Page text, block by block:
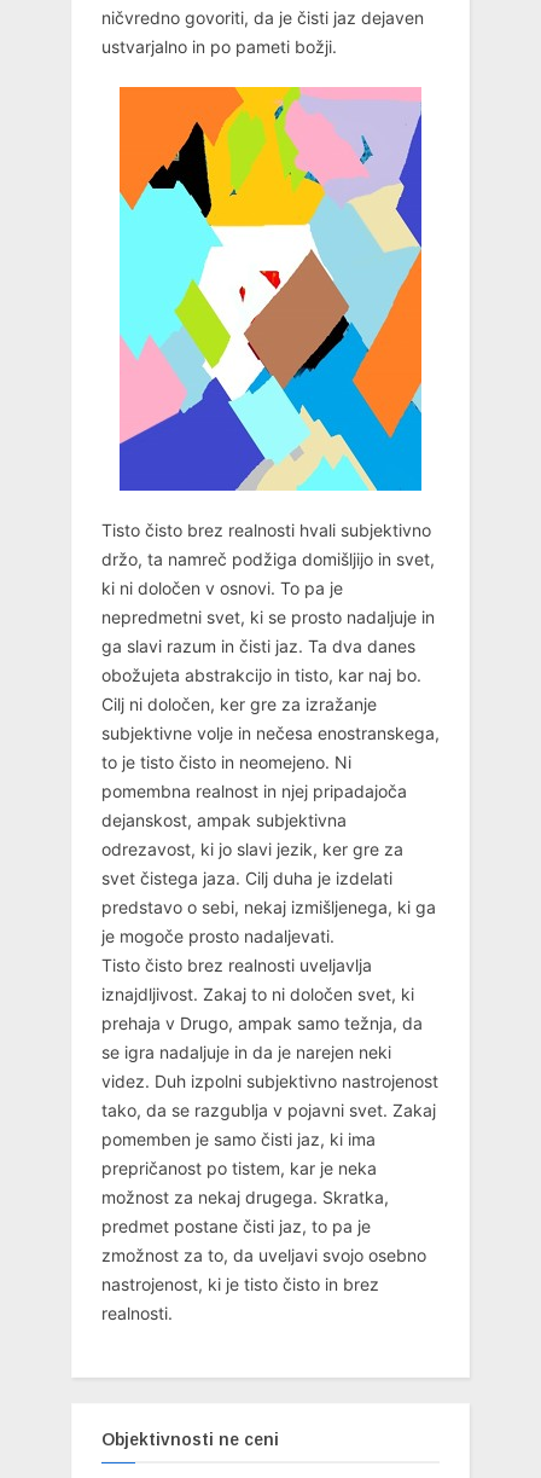
ničvredno govoriti, da je čisti jaz dejaven
ustvarjalno in po pameti božji.
Tisto čisto brez realnosti hvali subjektivno
držo, ta namreč podžiga domišljijo in svet,
ki ni določen v osnovi. To pa je
nepredmetni svet, ki se prosto nadaljuje in
ga slavi razum in čisti jaz. Ta dva danes
obožujeta abstrakcijo in tisto, kar naj bo.
Cilj ni določen, ker gre za izražanje
subjektivne volje in nečesa enostranskega,
to je tisto čisto in neomejeno. Ni
pomembna realnost in njej pripadajoča
dejanskost, ampak subjektivna
odrezavost, ki jo slavi jezik, ker gre za
svet čistega jaza. Cilj duha je izdelati
predstavo o sebi, nekaj izmišljenega, ki ga
je mogoče prosto nadaljevati.
Tisto čisto brez realnosti uveljavlja
iznajdljivost. Zakaj to ni določen svet, ki
prehaja v Drugo, ampak samo težnja, da
se igra nadaljuje in da je narejen neki
videz. Duh izpolni subjektivno nastrojenost
tako, da se razgublja v pojavni svet. Zakaj
pomemben je samo čisti jaz, ki ima
prepričanost po tistem, kar je neka
možnost za nekaj drugega. Skratka,
predmet postane čisti jaz, to pa je
zmožnost za to, da uveljavi svojo osebno
nastrojenost, ki je tisto čisto in brez
realnosti.
Objektivnosti ne ceni